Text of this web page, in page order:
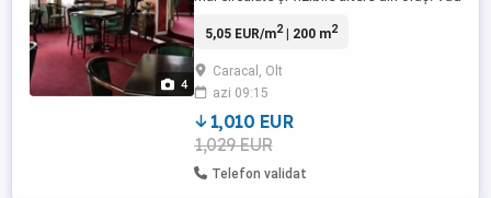
4
Mihai Viteazul,Ana Maria market shoping
Str.Parângului nr.18 Menționez ca este
fosta locație Gato Noble 2 intrări terasa
spatiu depozitare ...
5,05 EUR/m2| 200 m2
Caracal, Olt
azi 09:15
1,010 EUR
1,029 EUR
Telefon validat